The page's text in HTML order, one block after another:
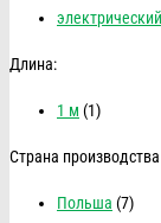
электрический
Длина:
1 м (1)
Страна производства
Польша (7)